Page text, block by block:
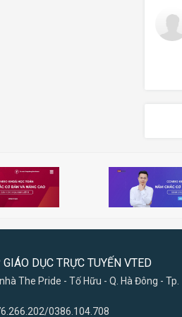
GIÁO DỤC TRỰC TUYẾN VTED
The Pride - Tố Hữu - Q. Hà Đông - Tp.
0386.104.708